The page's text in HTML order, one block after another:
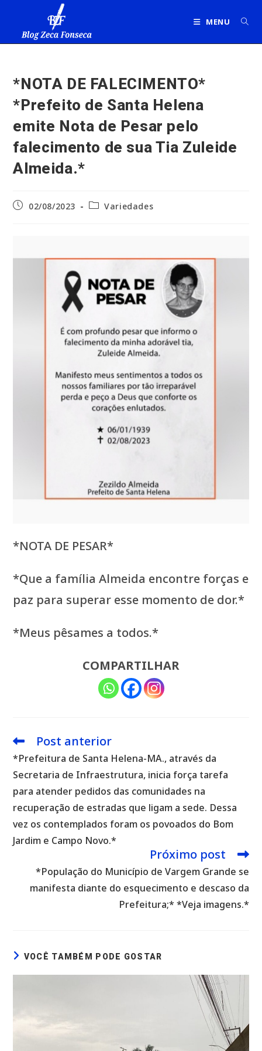
MENU
*NOTA DE FALECIMENTO*
*Prefeito de Santa Helena
emite Nota de Pesar pelo
falecimento de sua Tia Zuleide
Almeida.*
Post02/08/2023
Categoria
Variedades
*NOTA DE PESAR*
*Que a família Almeida encontre forças e
paz para superar esse momento de dor.*
*Meus pêsames a todos.*
COMPARTILHAR
Leia
artigos
Post anterior
*Prefeitura de Santa Helena-MA., através da
Secretaria de Infraestrutura, inicia força tarefa
para atender pedidos das comunidades na
recuperação de estradas que ligam a sede. Dessa
vez os contemplados foram os povoados do Bom
Jardim e Campo Novo.*
Próximo post
*População do Município de Vargem Grande se
manifesta diante do esquecimento e descaso da
Prefeitura;* *Veja imagens.*
VOCÊ TAMBÉM PODE GOSTAR